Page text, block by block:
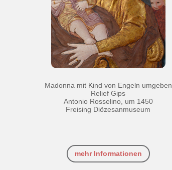
Madonna mit Kind von Engeln umgeben
Relief Gips
Antonio Rosselino, um 1450
Freising Diözesanmuseum
mehr Informationen